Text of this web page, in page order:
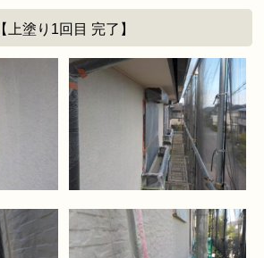
【上塗り1回目 完了】